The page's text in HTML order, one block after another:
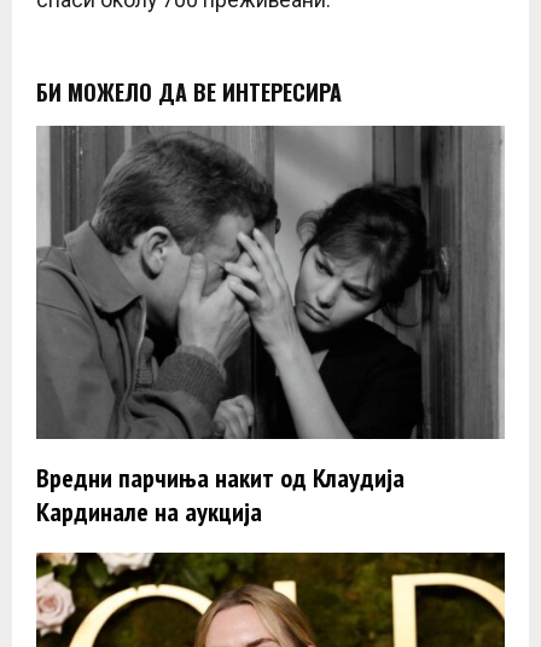
БИ МОЖЕЛО ДА ВЕ ИНТЕРЕСИРА
Вредни парчиња накит од Клаудија
Кардинале на аукција